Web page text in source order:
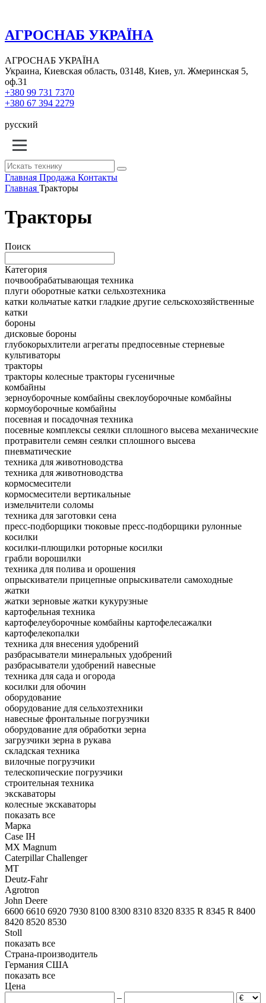
АГРОСНАБ УКРАЇНА
АГРОСНАБ УКРАЇНА
Украина, Киевская область, 03148, Киев, ул. Жмеринская 5,
оф.31
+380 99 731 7370
+380 67 394 2279
русский
Главная Продажа Контакты
Главная Тракторы
Тракторы
Поиск
Категория
почвообрабатывающая техника
плуги оборотные катки сельхозтехника
катки кольчатые катки гладкие другие сельскохозяйственные
катки
бороны
дисковые бороны
глубокорыхлители агрегаты предпосевные стерневые
культиваторы
тракторы
тракторы колесные тракторы гусеничные
комбайны
зерноуборочные комбайны свеклоуборочные комбайны
кормоуборочные комбайны
посевная и посадочная техника
посевные комплексы сеялки сплошного высева механические
протравители семян сеялки сплошного высева
пневматические
техника для животноводства
техника для животноводства
кормосмесители
кормосмесители вертикальные
измельчители соломы
техника для заготовки сена
пресс-подборщики тюковые пресс-подборщики рулонные
косилки
косилки-плющилки роторные косилки
грабли ворошилки
техника для полива и орошения
опрыскиватели прицепные опрыскиватели самоходные
жатки
жатки зерновые жатки кукурузные
картофельная техника
картофелеуборочные комбайны картофелесажалки
картофелекопалки
техника для внесения удобрений
разбрасыватели минеральных удобрений
разбрасыватели удобрений навесные
техника для сада и огорода
косилки для обочин
оборудование
оборудование для сельхозтехники
навесные фронтальные погрузчики
оборудование для обработки зерна
загрузчики зерна в рукава
складская техника
вилочные погрузчики
телескопические погрузчики
строительная техника
экскаваторы
колесные экскаваторы
показать все
Марка
Case IH
MX Magnum
Caterpillar Challenger
MT
Deutz-Fahr
Agrotron
John Deere
6600 6610 6920 7930 8100 8300 8310 8320 8335 R 8345 R 8400
8420 8520 8530
Stoll
показать все
Страна-производитель
Германия США
показать все
Цена
–